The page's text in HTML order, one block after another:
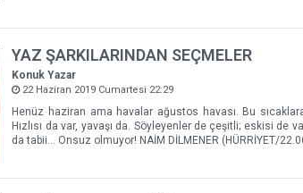
YAZ ŞARKILARINDAN SEÇMELER
Konuk Yazar
22 Haziran 2019 Cumartesi 22:29
Henüz haziran ama havalar ağustos havası. Bu
Hızlısı da var, yavaşı da. Söyleyenler de çeşitli; eskisi
da tabii... Onsuz olmuyor! NAİM DİLMENER (HÜRRİYET/